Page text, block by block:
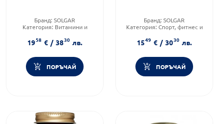
Бранд: SOLGAR
Категория: Витамини и
Форма на продукта: капсули
1958 € / 3830 лв.
ПОРЪЧАЙ
Бранд: SOLGAR
Категория: Спорт, фитнес и
Форма на продукта: капсули
1549 € / 3030 лв.
ПОРЪЧАЙ